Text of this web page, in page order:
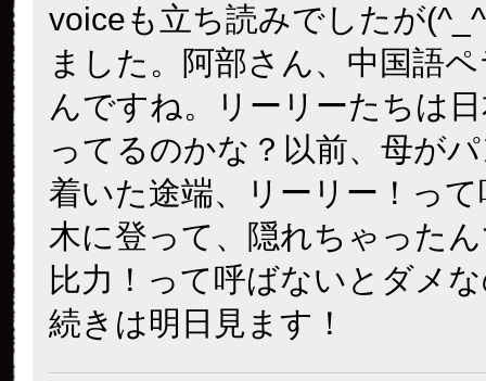
voiceも立ち読みでしたが
ました。阿部さん、中国語
んですね。リーリーたちは
ってるのかな？以前、母が
着いた途端、リーリー！っ
木に登って、隠れちゃった
比力！って呼ばないとダメ
続きは明日見ます！